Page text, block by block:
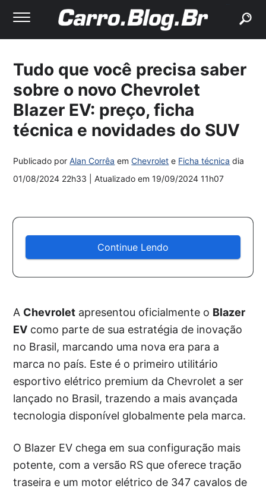
Tudo que você precisa saber
sobre o novo Chevrolet
Blazer EV: preço, ficha
técnica e novidades do SUV
Publicado porAlan Corrêa emChevrolet e Ficha técnica dia
01/08/2024 22h33
| Atualizado em19/09/2024 11h07
Continue Lendo
A Chevrolet apresentou oficialmente o Blazer
EV como parte de sua estratégia de inovação
no Brasil, marcando uma nova era para a
marca no país. Este é o primeiro utilitário
esportivo elétrico premium da Chevrolet a ser
lançado no Brasil, trazendo a mais avançada
tecnologia disponível globalmente pela marca.
O Blazer EV chega em sua configuração mais
potente, com a versão RS que oferece tração
traseira e um motor elétrico de 347 cavalos de